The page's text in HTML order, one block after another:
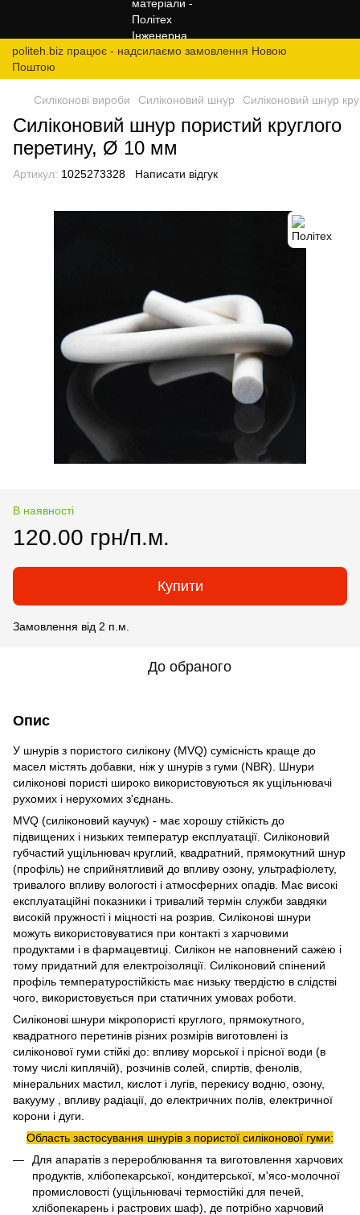
politeh.biz працює - надсилаємо замовлення Новою
Поштою
Силіконові вироби Силіконовий шнур Силіконовий шнур
Силіконовий шнур пористий круглого
перетину, Ø 10 мм
Артикул: 1025273328 Написати відгук
В наявності
120.00 грн/п.м.
Купити
Замовлення від 2 п.м.
До обраного
Опис
У шнурів з пористого силікону (MVQ) сумісність краще до
масел містять добавки, ніж у шнурів з гуми (NBR). Шнури
силіконові пористі широко використовуються як ущільнювачі
рухомих і нерухомих з'єднань.
MVQ (силіконовий каучук) - має хорошу стійкість до
підвищених і низьких температур експлуатації. Силіконовий
губчастий ущільнювач круглий, квадратний, прямокутний шнур
(профіль) не сприйнятливий до впливу озону, ультрафіолету,
тривалого впливу вологості і атмосферних опадів. Має високі
експлуатаційні показники і тривалий термін служби завдяки
високій пружності і міцності на розрив. Силіконові шнури
можуть використовуватися при контакті з харчовими
продуктами і в фармацевтиці. Силікон не наповнений сажею і
тому придатний для електроізоляції. Силіконовий спінений
профіль температуростійкість має низьку твердістю в слідстві
чого, використовується при статичних умовах роботи.
Силіконові шнури мікропористі круглого, прямокутного,
квадратного перетинів різних розмірів виготовлені із
силіконової гуми стійкі до: впливу морської і прісної води (в
тому числі киплячій), розчинів солей, спиртів, фенолів,
мінеральних мастил, кислот і лугів, перекису водню, озону,
вакууму , впливу радіації, до електричних полів, електричної
корони і дуги.
Область застосування шнурів з пористої силіконової гуми:
Для апаратів з перероблювання та виготовлення харчових
продуктів, хлібопекарської, кондитерської, м'ясо-молочної
промисловості (ущільнювачі термостійкі для печей,
хлібопекарень і растрових шаф), де потрібно харчовий